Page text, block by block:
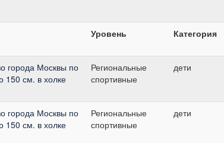
Уровень Категория
города Москвы по
150 см. в холке
Региональные
спортивные
дети
города Москвы по
150 см. в холке
Региональные
спортивные
дети